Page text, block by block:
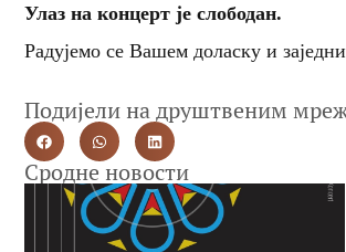
Улаз на концерт је слободан.
Радујемо се Вашем доласку и
Подијели на друштвеним
Сродне новости